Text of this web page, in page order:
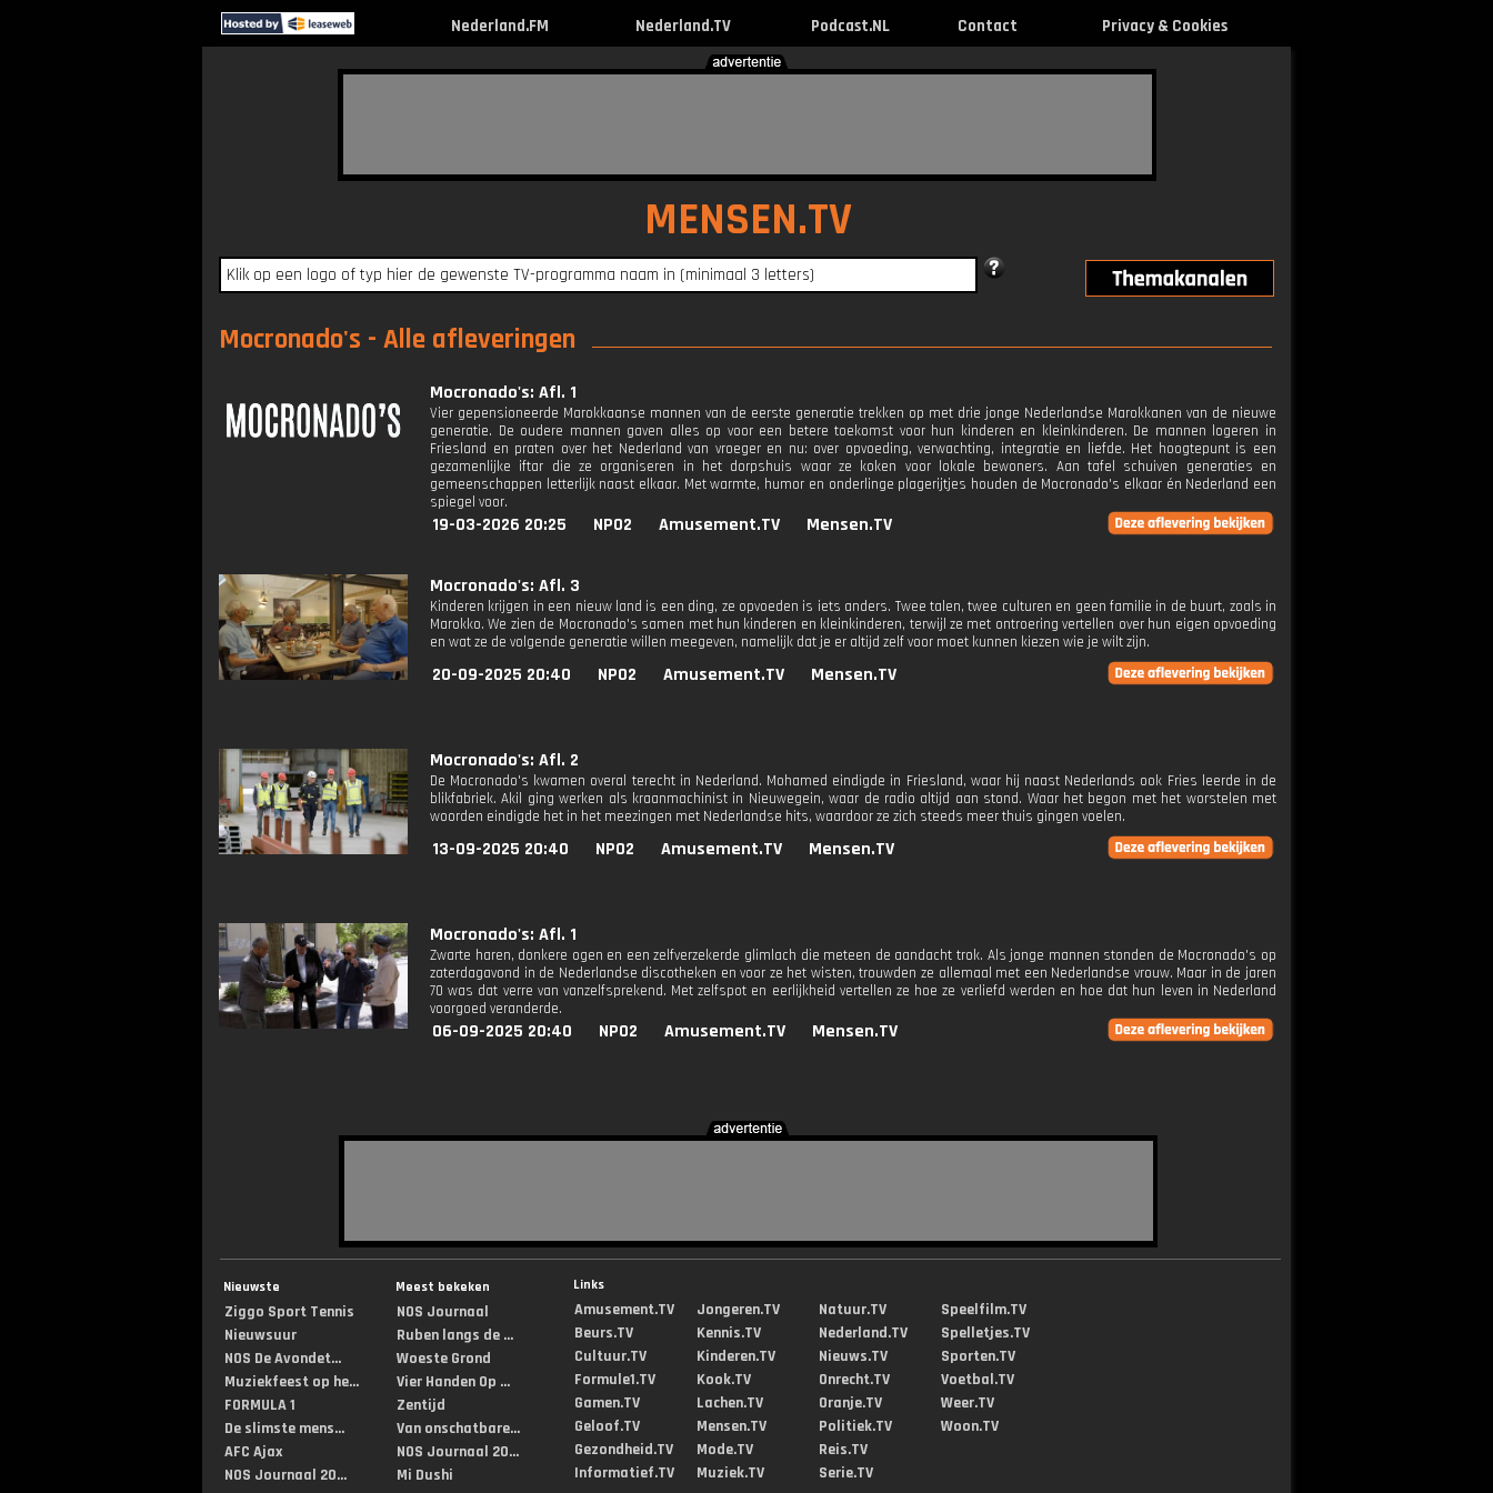
Nederland.FM Nederland.TV Podcast.NL Contact Privacy & Cookies
MENSEN.TV
Mocronado's - Alle afleveringen
Mocronado's: Afl. 1
Vier gepensioneerde Marokkaanse mannen van de eerste generatie trekken op met drie jonge Nederlandse Marokkanen van de nieuwe
generatie. De oudere mannen gaven alles op voor een betere toekomst voor hun kinderen en kleinkinderen. De mannen logeren in
Friesland en praten over het Nederland van vroeger en nu: over opvoeding, verwachting, integratie en liefde. Het hoogtepunt is een
gezamenlijke iftar die ze organiseren in het dorpshuis waar ze koken voor lokale bewoners. Aan tafel schuiven generaties en
gemeenschappen letterlijk naast elkaar. Met warmte, humor en onderlinge plagerijtjes houden de Mocronado's elkaar én Nederland een
spiegel voor.
19-03-2026 20:25 NPO2 Amusement.TV Mensen.TV
Mocronado's: Afl. 3
Kinderen krijgen in een nieuw land is een ding, ze opvoeden is iets anders. Twee talen, twee culturen en geen familie in de buurt, zoals in
Marokko. We zien de Mocronado's samen met hun kinderen en kleinkinderen, terwijl ze met ontroering vertellen over hun eigen opvoeding
en wat ze de volgende generatie willen meegeven, namelijk dat je er altijd zelf voor moet kunnen kiezen wie je wilt zijn.
20-09-2025 20:40 NPO2 Amusement.TV Mensen.TV
Mocronado's: Afl. 2
De Mocronado's kwamen overal terecht in Nederland. Mohamed eindigde in Friesland, waar hij naast Nederlands ook Fries leerde in de
blikfabriek. Akil ging werken als kraanmachinist in Nieuwegein, waar de radio altijd aan stond. Waar het begon met het worstelen met
woorden eindigde het in het meezingen met Nederlandse hits, waardoor ze zich steeds meer thuis gingen voelen.
13-09-2025 20:40 NPO2 Amusement.TV Mensen.TV
Mocronado's: Afl. 1
Zwarte haren, donkere ogen en een zelfverzekerde glimlach die meteen de aandacht trok. Als jonge mannen stonden de Mocronado's op
zaterdagavond in de Nederlandse discotheken en voor ze het wisten, trouwden ze allemaal met een Nederlandse vrouw. Maar in de jaren
70 was dat verre van vanzelfsprekend. Met zelfspot en eerlijkheid vertellen ze hoe ze verliefd werden en hoe dat hun leven in Nederland
voorgoed veranderde.
06-09-2025 20:40 NPO2 Amusement.TV Mensen.TV
Nieuwste
Ziggo Sport Tennis
Nieuwsuur
NOS De Avondet...
Muziekfeest op he...
FORMULA 1
De slimste mens...
AFC Ajax
NOS Journaal 20...
Meest bekeken
NOS Journaal
Ruben langs de ...
Woeste Grond
Vier Handen Op ...
Zentijd
Van onschatbare...
NOS Journaal 20...
Mi Dushi
Links
Amusement.TV
Beurs.TV
Cultuur.TV
Formule1.TV
Gamen.TV
Geloof.TV
Gezondheid.TV
Informatief.TV
Jongeren.TV
Kennis.TV
Kinderen.TV
Kook.TV
Lachen.TV
Mensen.TV
Mode.TV
Muziek.TV
Natuur.TV
Nederland.TV
Nieuws.TV
Onrecht.TV
Oranje.TV
Politiek.TV
Reis.TV
Serie.TV
Speelfilm.TV
Spelletjes.TV
Sporten.TV
Voetbal.TV
Weer.TV
Woon.TV